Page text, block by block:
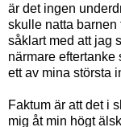
är det ingen
skulle natta barnen
såklart med att jag
närmare
ett av mina största
Faktum är att det i
mig åt min högt